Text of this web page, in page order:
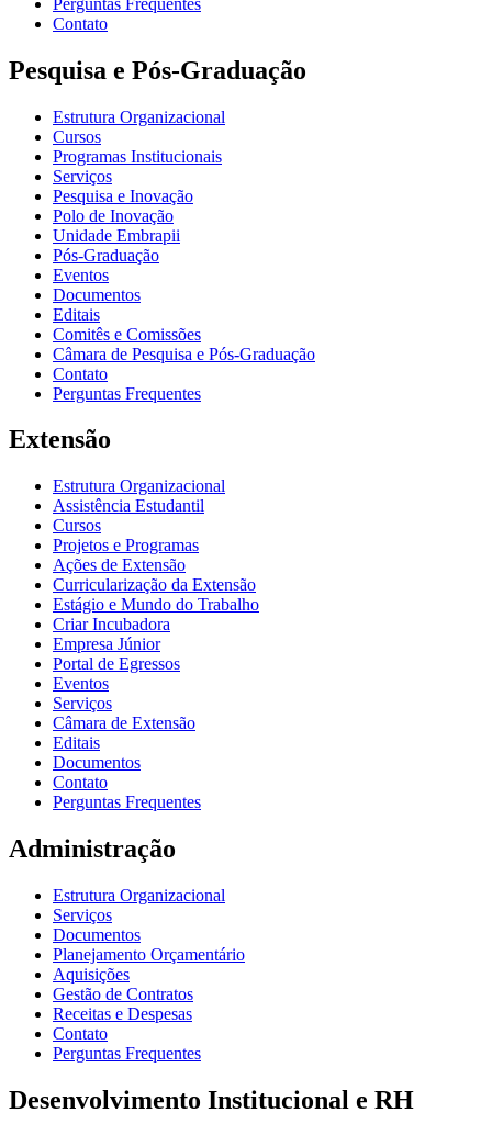
Contato
Pesquisa e Pós-Graduação
Estrutura Organizacional
Cursos
Programas Institucionais
Serviços
Pesquisa e Inovação
Polo de Inovação
Unidade Embrapii
Pós-Graduação
Eventos
Documentos
Editais
Comitês e Comissões
Câmara de Pesquisa e Pós-Graduação
Contato
Perguntas Frequentes
Extensão
Estrutura Organizacional
Assistência Estudantil
Cursos
Projetos e Programas
Ações de Extensão
Curricularização da Extensão
Estágio e Mundo do Trabalho
Criar Incubadora
Empresa Júnior
Portal de Egressos
Eventos
Serviços
Câmara de Extensão
Editais
Documentos
Contato
Perguntas Frequentes
Administração
Estrutura Organizacional
Serviços
Documentos
Planejamento Orçamentário
Aquisições
Gestão de Contratos
Receitas e Despesas
Contato
Perguntas Frequentes
Desenvolvimento Institucional e RH